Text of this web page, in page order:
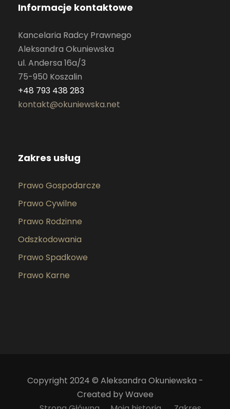
Informacje kontaktowe
Kancelaria Radcy Prawnego
Aleksandra Okuniewska
ul. Andersa 16a/3
75-950 Koszalin
+48 793 438 283
kontakt@okuniewska.net
Zakres usług
Prawo Gospodarcze
Prawo Cywilne
Prawo Rodzinne
Odszkodowania
Prawo Spadkowe
Prawo Karne
Copyright 2024 © Aleksandra Okuniewska -
Created by Wavee